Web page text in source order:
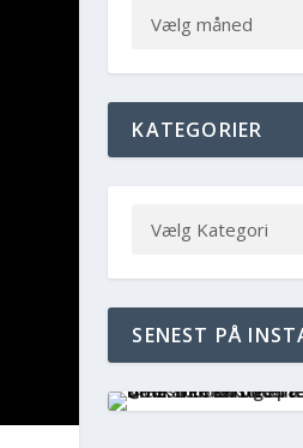
KATEGORIER
SENEST PÅ